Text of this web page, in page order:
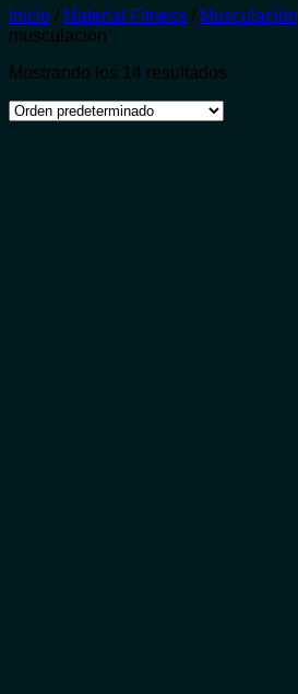
Inicio / Material Fitness / Musculación
musculación
Mostrando los 14 resultados